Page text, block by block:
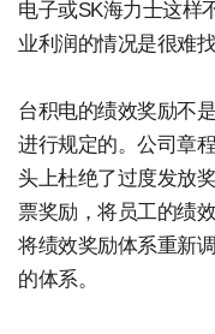
电子或SK海力士这样
业利润的情况是很难找
台积电的绩效奖励不
进行规定的。公司章
头上杜绝了过度发放
票奖励，将员工的绩
将绩效奖励体系重新
的体系。